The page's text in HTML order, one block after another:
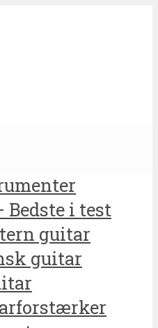
Bedste i test
guitar
guitar